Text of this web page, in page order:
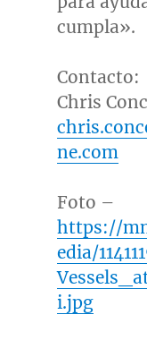
cumpla».
Contacto:
Chris
ne.com
Foto –
https://
edia/
i.jpg